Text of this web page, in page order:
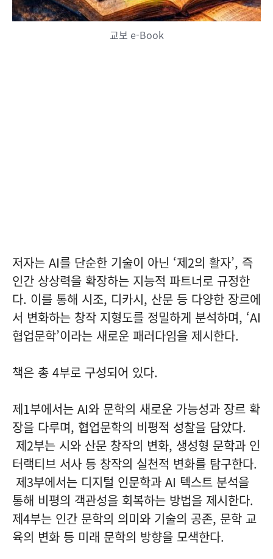
교보 e-Book
저자는 AI를 단순한 기술이 아닌 ‘제2의 활자’, 즉
인간 상상력을 확장하는 지능적 파트너로 규정한
다. 이를 통해 시조, 디카시, 산문 등 다양한 장르에
서 변화하는 창작 지형도를 정밀하게 분석하며, ‘AI
협업문학’이라는 새로운 패러다임을 제시한다.
책은 총 4부로 구성되어 있다.
제1부에서는 AI와 문학의 새로운 가능성과 장르 확
장을 다루며, 협업문학의 비평적 성찰을 담았다.
제2부는 시와 산문 창작의 변화, 생성형 문학과 인
터랙티브 서사 등 창작의 실천적 변화를 탐구한다.
제3부에서는 디지털 인문학과 AI 텍스트 분석을
통해 비평의 객관성을 회복하는 방법을 제시한다.
제4부는 인간 문학의 의미와 기술의 공존, 문학 교
육의 변화 등 미래 문학의 방향을 모색한다.